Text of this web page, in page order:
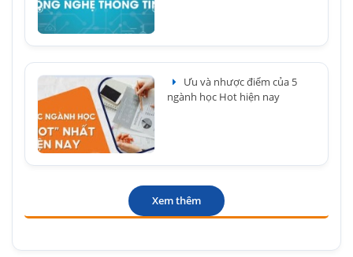
Ưu và nhược điểm của 5
ngành học Hot hiện nay
Xem thêm